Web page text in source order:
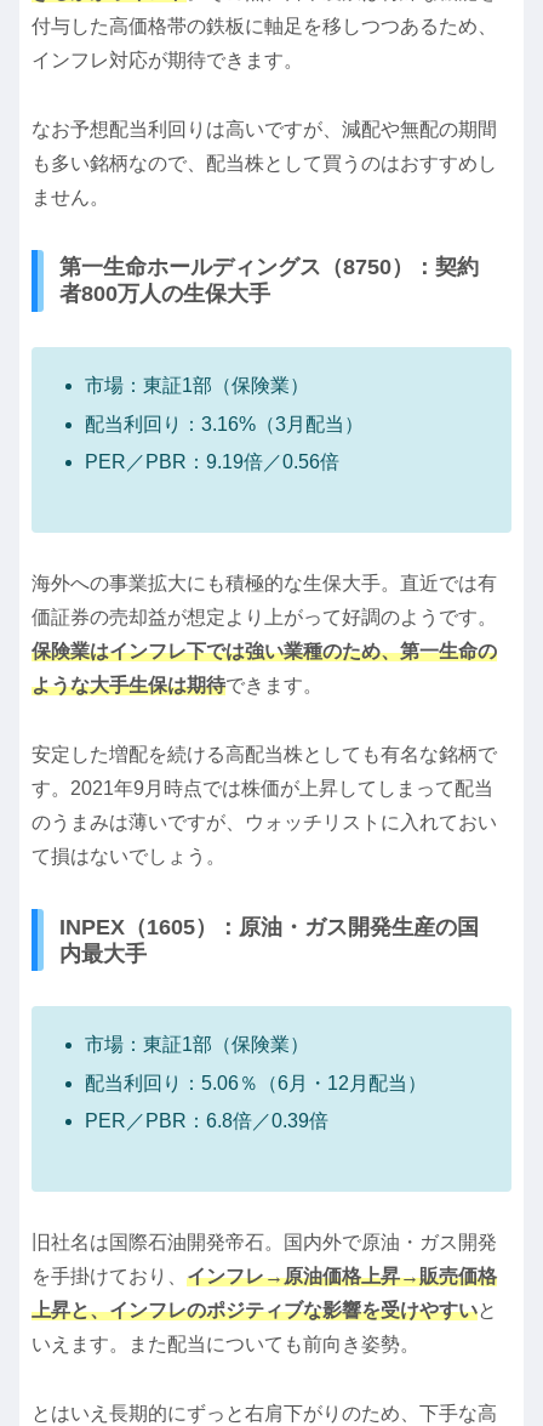
付与した高価格帯の鉄板に軸足を移しつつあるため、
インフレ対応が期待できます。
なお予想配当利回りは高いですが、減配や無配の期間
も多い銘柄なので、配当株として買うのはおすすめし
ません。
第一生命ホールディングス（8750）：契約
者800万人の生保大手
市場：東証1部（保険業）
配当利回り：3.16%（3月配当）
PER／PBR：9.19倍／0.56倍
海外への事業拡大にも積極的な生保大手。直近では有
価証券の売却益が想定より上がって好調のようです。
保険業はインフレ下では強い業種のため、第一生命の
ような大手生保は期待できます。
安定した増配を続ける高配当株としても有名な銘柄で
す。2021年9月時点では株価が上昇してしまって配当
のうまみは薄いですが、ウォッチリストに入れておい
て損はないでしょう。
INPEX（1605）：原油・ガス開発生産の国
内最大手
市場：東証1部（保険業）
配当利回り：5.06％（6月・12月配当）
PER／PBR：6.8倍／0.39倍
旧社名は国際石油開発帝石。国内外で原油・ガス開発
を手掛けており、 インフレ→原油価格上昇→販売価格
上昇と、インフレのポジティブな影響を受けやすいと
いえます。また配当についても前向き姿勢。
とはいえ長期的にずっと右肩下がりのため、下手な高